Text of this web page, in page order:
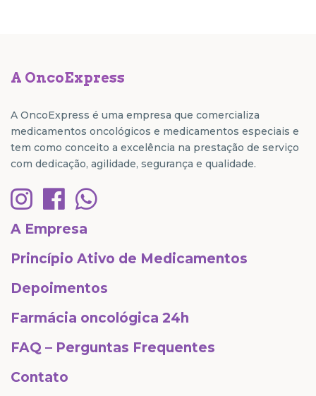
A OncoExpress
A OncoExpress é uma empresa que comercializa
medicamentos oncológicos e medicamentos especiais e
tem como conceito a excelência na prestação de serviço
com dedicação, agilidade, segurança e qualidade.
A Empresa
Princípio Ativo de Medicamentos
Depoimentos
Farmácia oncológica 24h
FAQ – Perguntas Frequentes
Contato